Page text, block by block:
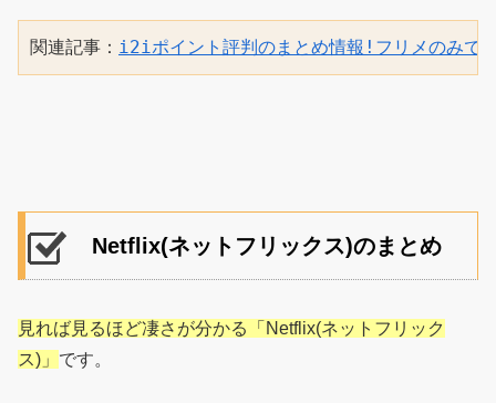
関連記事： i2iポイント評判のまとめ情報!フリメのみで
Netflix(ネットフリックス)のまとめ
見れば見るほど凄さが分かる「Netflix(ネットフリック
ス)」 です。